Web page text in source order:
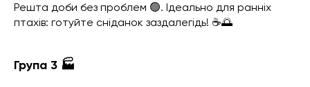
Решта доби без проблем 🟢. Ідеально для ранніх
птахів: готуйте сніданок заздалегідь! ☕🌅
Група 3 🏭